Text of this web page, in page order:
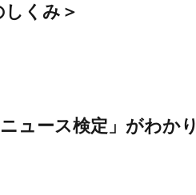
くみ＞
ュース検定」がわかり